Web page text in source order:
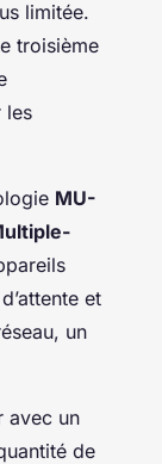
limitée.
troisième
les
MU-
et
un
avec un
de